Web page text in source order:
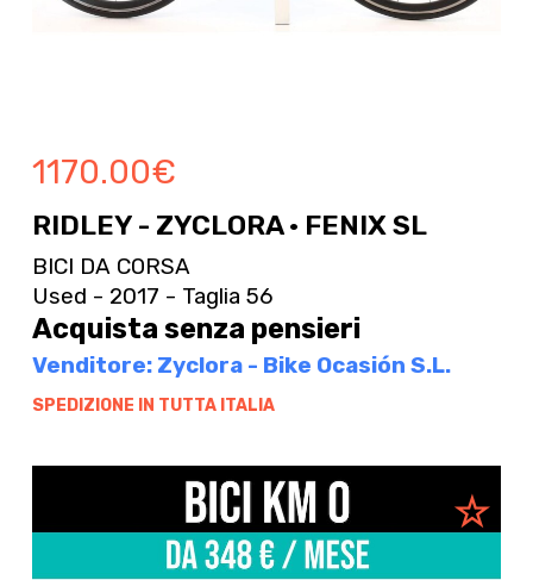
1170.00€
RIDLEY - ZYCLORA · FENIX SL
BICI DA CORSA
Used - 2017 - Taglia 56
Acquista senza pensieri
Venditore: Zyclora - Bike Ocasión S.L.
SPEDIZIONE IN TUTTA ITALIA